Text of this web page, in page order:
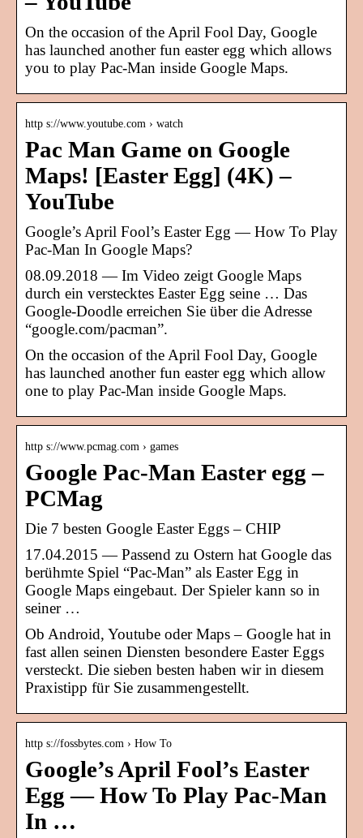
On the occasion of the April Fool Day, Google
has launched another fun easter egg which allows
you to play Pac-Man inside Google Maps.
http s://www.youtube.com › watch
Pac Man Game on Google
Maps! [Easter Egg] (4K) –
YouTube
Google’s April Fool’s Easter Egg — How To Play
Pac-Man In Google Maps?
08.09.2018 — Im Video zeigt Google Maps
durch ein verstecktes Easter Egg seine … Das
Google-Doodle erreichen Sie über die Adresse
“google.com/pacman”.
On the occasion of the April Fool Day, Google
has launched another fun easter egg which allow
one to play Pac-Man inside Google Maps.
http s://www.pcmag.com › games
Google Pac-Man Easter egg –
PCMag
Die 7 besten Google Easter Eggs – CHIP
17.04.2015 — Passend zu Ostern hat Google das
berühmte Spiel “Pac-Man” als Easter Egg in
Google Maps eingebaut. Der Spieler kann so in
seiner …
Ob Android, Youtube oder Maps – Google hat in
fast allen seinen Diensten besondere Easter Eggs
versteckt. Die sieben besten haben wir in diesem
Praxistipp für Sie zusammengestellt.
http s://fossbytes.com › How To
Google’s April Fool’s Easter
Egg — How To Play Pac-Man
In …